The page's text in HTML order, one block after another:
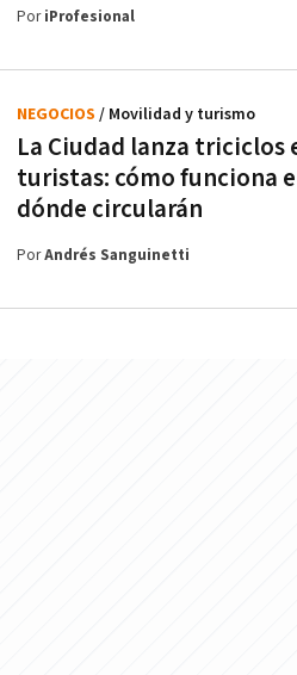
PoriProfesional
La Ciudad lanza triciclos
turistas: cómo funciona
dónde circularán
NEGOCIOS / Movilidad y turismo
PorAndrés Sanguinetti